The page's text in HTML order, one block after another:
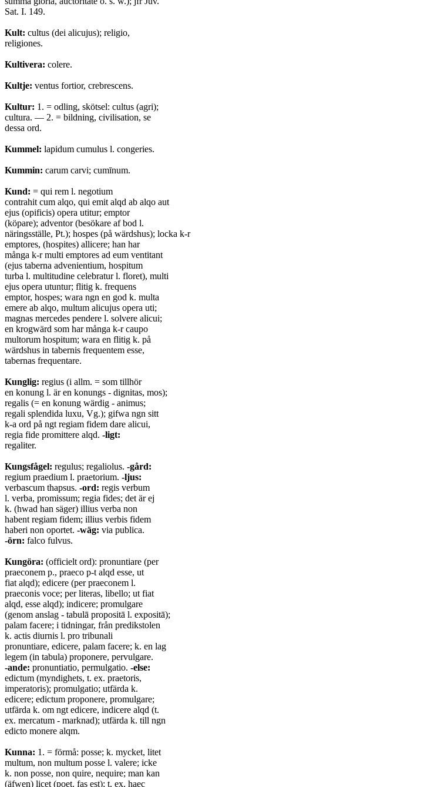
Sat. I. 149.
Kult: cultus (dei alicujus); religio,
religiones.
Kultivera: colere.
Kultje: ventus fortior, crebrescens.
Kultur: 1. = odling, skötsel: cultus (agri);
cultura. — 2. = bildning, civilisation, se
dessa ord.
Kummel: lapidum cumulus l. congeries.
Kummin: carum carvi; cumīnum.
Kund: = qui rem l. negotium
contrahit cum alqo, qui emit alqd ab alqo aut
ejus (opificis) opera utitur; emptor
(köpare); adventor (besökare af bod l.
näringsställe, Pt.); hospes (på wärdshus); locka k-r
emptores, (hospites) allicere; han har
många k-r multi emptores ad eum ventitant
(ejus taberna advenientium, hospitum
turba l. multitudine celebratur l. floret), multi
ejus opera utuntur; flitig k. frequens
emptor, hospes; wara ngn en god k. multa
emere ab alqo, multum alicujus opera uti;
magnas mercedes pendere l. solvere alicui;
en krogwärd som har många k-r caupo
multorum hospitum; wara en flitig k. på
wärdshus in tabernis frequentem esse,
tabernas frequentare.
Kunglig: regius (i allm. = som tillhör
en konung l. är en konungs - dignitas, mos);
regalis (= en konung wärdig - animus;
regali splendida luxu, Vg.); gifwa ngn sitt
k-a ord på ngt regiam fidem dare alicui,
regia fide promittere alqd. -ligt:
regaliter.
Kungsfågel: regulus; regaliolus. -gård:
regium praedium l. praetorium. -ljus:
verbascum thapsus. -ord: regis verbum
l. verba, promissum; regia fides; det är ej
k. (hwad han säger) illius verba non
habent regiam fidem; illius verbis fidem
haberi non oportet. -wäg: via publica.
-örn: falco fulvus.
Kungöra: (officielt ord): pronuntiare (per
praeconem p., praeco p-t alqd esse, ut
fiat alqd); edicere (per praeconem l.
praeconis voce; per literas, libello; ut fiat
alqd, esse alqd); indicere; promulgare
(genom anslag - tabulā propositā l. expositā);
palam facere; i tidningar, från predikstolen
k. actis diurnis l. pro tribunali
pronuntiare, edicere, palam facere; k. en lag
legem (in tabula) proponere, pervulgare.
-ande: pronuntiatio, permulgatio. -else:
edictum (myndighets, t. ex. praetoris,
imperatoris); promulgatio; utfärda k.
edicere; edictum proponere, promulgare;
utfärda k. om ngt edicere, indicere alqd (t.
ex. mercatum - marknad); utfärda k. till ngn
edicto monere alqm.
Kunna: 1. = förmå: posse; k. mycket, litet
multum, non multum posse l. valere; icke
k. non posse, non quire, nequire; man kan
(äfwen) licet (poet. fas est); t. ex. haec